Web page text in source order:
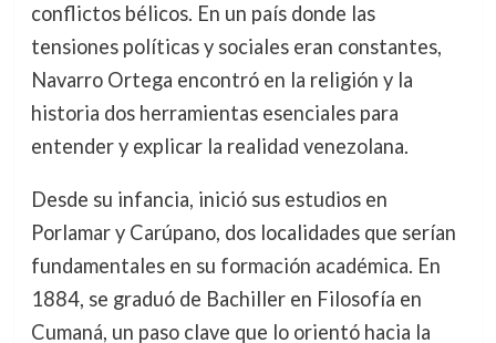
conflictos bélicos. En un país donde las
tensiones políticas y sociales eran constantes,
Navarro Ortega encontró en la religión y la
historia dos herramientas esenciales para
entender y explicar la realidad venezolana.
Desde su infancia, inició sus estudios en
Porlamar y Carúpano, dos localidades que serían
fundamentales en su formación académica. En
1884, se graduó de Bachiller en Filosofía en
Cumaná, un paso clave que lo orientó hacia la